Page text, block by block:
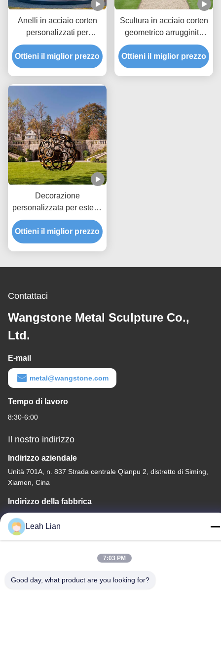
Anelli in acciaio corten
personalizzati per
decorazioni esterne o di
giardino
Ottieni il miglior prezzo
Scultura in acciaio corten
geometrico arrugginito
per decorazioni di giardini
e paesaggi all'aperto
Ottieni il miglior prezzo
Decorazione
personalizzata per esterni
o giardino, sfera cava in
acciaio Corten
Ottieni il miglior prezzo
Contattaci
Wangstone Metal Sculpture Co.,
Ltd.
E-mail
metal@wangstone.com
Tempo di lavoro
8:30-6:00
Il nostro indirizzo
Indirizzo aziendale
Unità 701A, n. 837 Strada centrale Qianpu 2, distretto di Siming,
Xiamen, Cina
Indirizzo della fabbrica
No. 72, Yongjun Road, villaggio Wufeng, città di Chongwu,
Quanzhou, Fujian, Cina
Leah Lian
7:03 PM
Good day, what product are you looking for?